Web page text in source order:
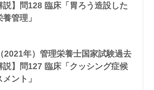
説】問128 臨床「胃ろう造設した
管理」
2021年）管理栄養士国家試験過去
説】問127 臨床「クッシング症候
ント」